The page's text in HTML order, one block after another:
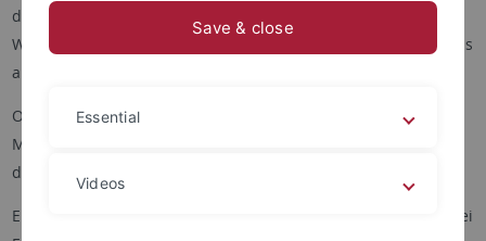
die Umschrift bei chinesischsprachigen Titeln keine
Wortbildung enthält, für die Suche nach z.B. 中國傳統思想 muss
also "Zhong guo chuan tong si xiang" eingegeben werden.
Originalsprachige Suche ist möglich. Es ist aber noch kein
Mapping zwischen Lang- und Kurzzeichen implementiert,
daher ist empfehlenswert in beiden Varianten zu suchen.
Empfehlung zur Benutzung des Verbundkataloges
: Bei
Save & close
Essential
Videos